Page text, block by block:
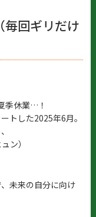
毎回ギリだけ
季休業…！
トした2025年6月。
ン）
未来の自分に向け